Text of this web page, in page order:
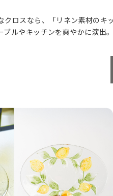
クロスなら、「リネン素材の
ブルやキッチンを爽やかに演出